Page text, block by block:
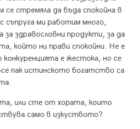
се стремяла да бъда спокойна в
ми работим много,
за здравословни продукти, за да
който ни прави спокойни. Не е
конкуренцията е жестока, но се
пак истинското богатство са
или сте от хората, които
само в изкуството?